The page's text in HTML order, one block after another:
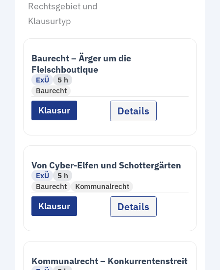
Rechtsgebiet und
Klausurtyp
Baurecht – Ärger um die
Fleischboutique
ExÜ
5 h
Baurecht
Klausur Details
Von Cyber-Elfen und Schottergärten
ExÜ
5 h
Baurecht
Kommunalrecht
Klausur Details
Kommunalrecht – Konkurrentenstreit